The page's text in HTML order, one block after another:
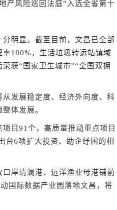
产风险巡回法庭”入选全省第十
明显。截至目前，文昌已全部
100%，生活垃圾转运站镇域
获“国家卫生城市”“全国双拥
发展稳定度、经济外向度、科
体发展。
目91个，高质量推动重点项目
台6项扩大投资、助企纾困的相
岸清澜港、远洋渔业母港铺前
国际数据产业园落地文昌，将